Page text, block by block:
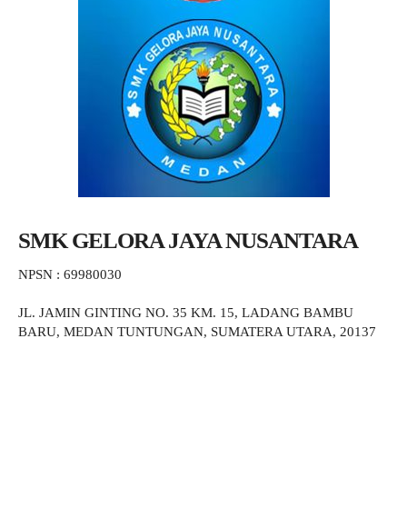
SMK GELORA JAYA NUSANTARA
NPSN : 69980030
JL. JAMIN GINTING NO. 35 KM. 15, LADANG BAMBU
BARU, MEDAN TUNTUNGAN, SUMATERA UTARA, 20137